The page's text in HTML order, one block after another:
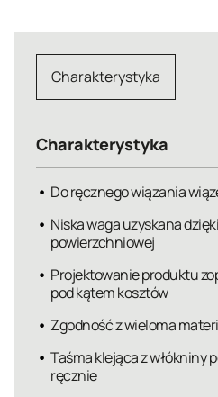
Charakterystyka
Charakterystyka
Do ręcznego wiązania
Niska waga uzyskana
powierzchniowej
Projektowanie produktu
pod kątem kosztów
Zgodność z wieloma
Taśma klejąca z włókniny
ręcznie